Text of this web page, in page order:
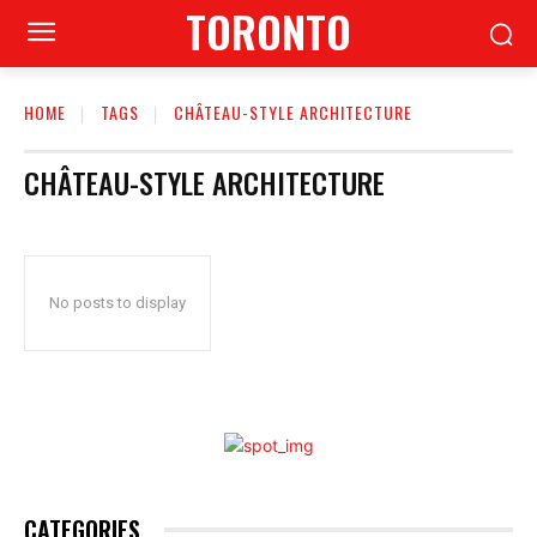
TORONTO
HOME TAGS CHÂTEAU-STYLE ARCHITECTURE
CHÂTEAU-STYLE ARCHITECTURE
No posts to display
CATEGORIES